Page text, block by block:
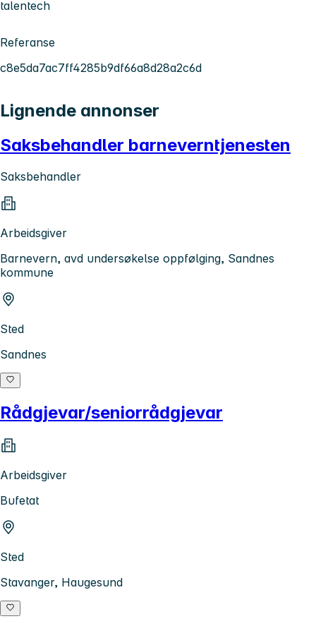
talentech
Referanse
c8e5da7ac7ff4285b9df66a8d28a2c6d
Lignende annonser
Saksbehandler barneverntjenesten
Saksbehandler
Arbeidsgiver
Barnevern, avd undersøkelse oppfølging, Sandnes
kommune
Sted
Sandnes
Rådgjevar/seniorrådgjevar
Arbeidsgiver
Bufetat
Sted
Stavanger, Haugesund